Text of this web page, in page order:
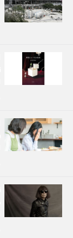
ثقافة
طوكيو